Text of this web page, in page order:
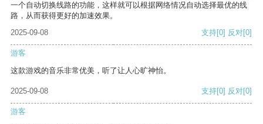
一个自动切换线路的功能，这样就可以根据网络情况自动选择最优的线
路，从而获得更好的加速效果。
2025-09-08
支持[0] 反对[0]
游客
这款游戏的音乐非常优美，听了让人心旷神怡。
2025-09-08 支持[0] 反对[0]
游客